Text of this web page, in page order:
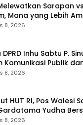
Sarapan
Mana yang Lebih
8, 2026
DPRD Inhu Sabtu P.
Komunikasi Publik
Kejari Inhu
8, 2026
HUT RI, Pos Walesi
Yudha
Merah Putih di Bukit
8, 2026